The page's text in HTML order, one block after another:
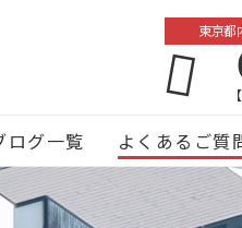
東京都
ログ一覧 よくあるご質